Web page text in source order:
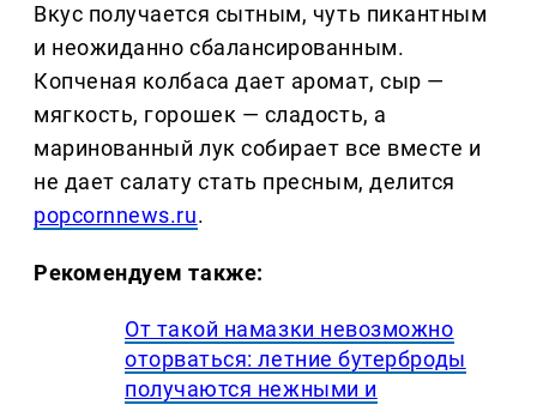
Вкус получается сытным, чуть пикантным
и неожиданно сбалансированным.
Копченая колбаса дает аромат, сыр —
мягкость, горошек — сладость, а
маринованный лук собирает все вместе и
не дает салату стать пресным, делится
popcornnews.ru.
Рекомендуем также:
От такой намазки невозможно
оторваться: летние бутерброды
получаются нежными и